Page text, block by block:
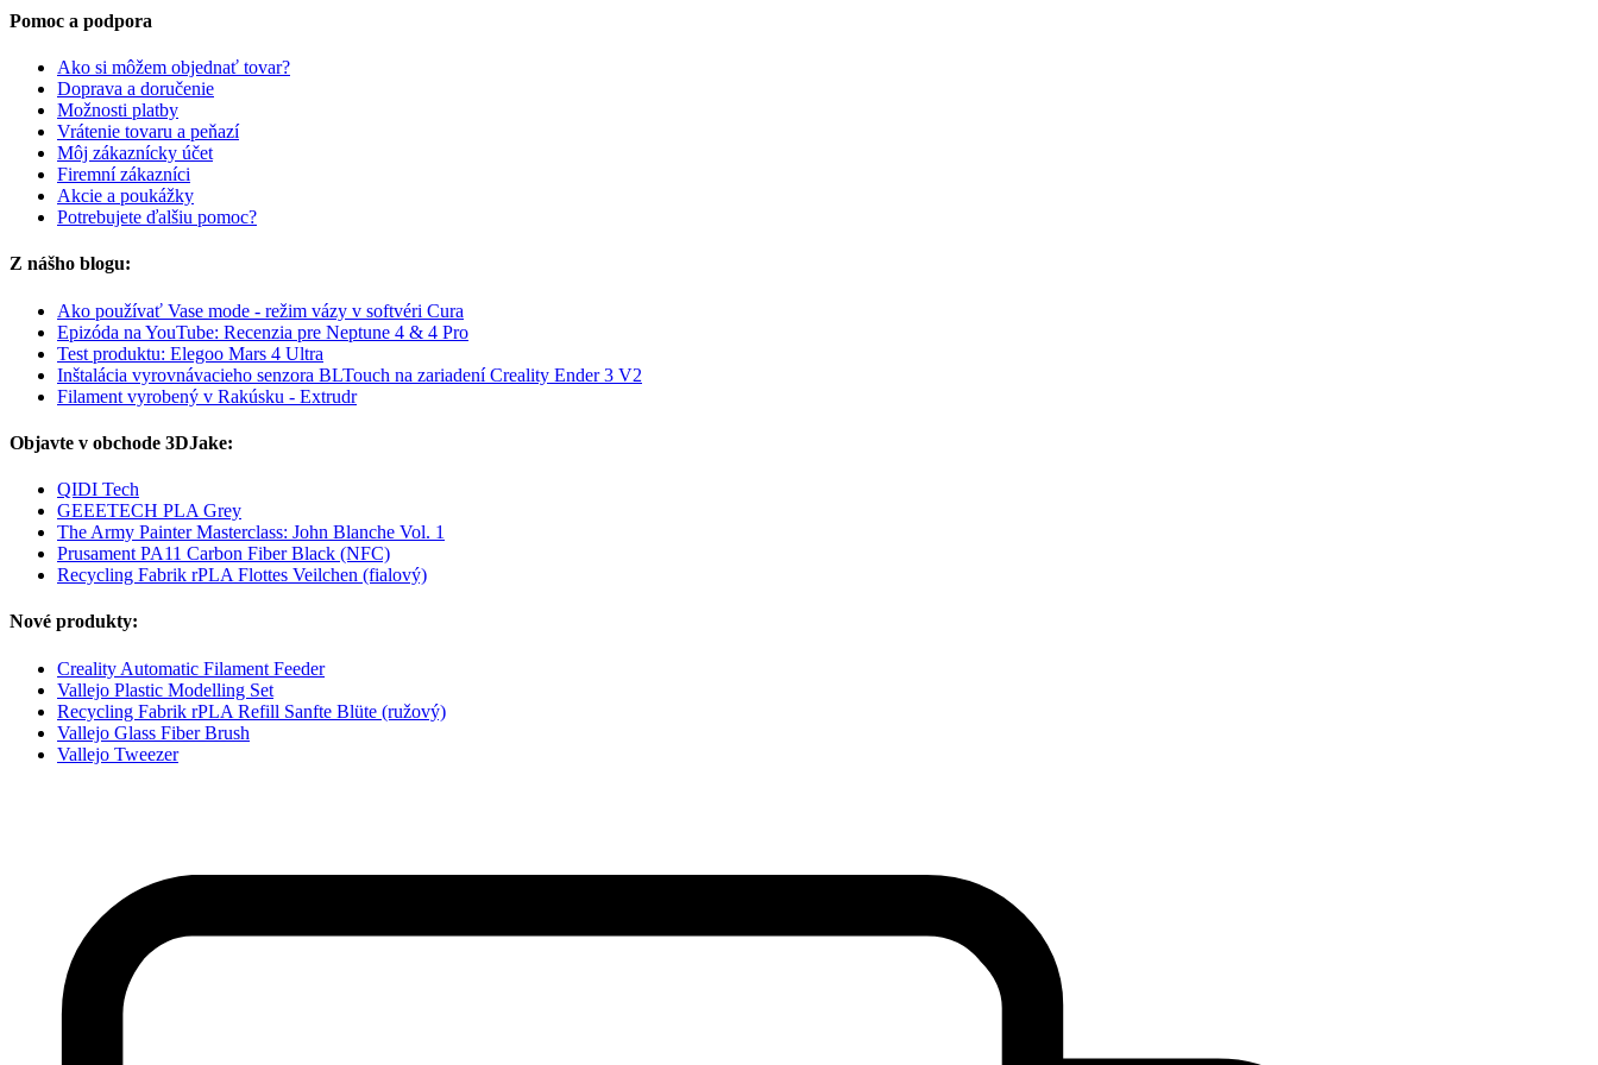
Pomoc a podpora
Ako si môžem objednať tovar?
Doprava a doručenie
Možnosti platby
Vrátenie tovaru a peňazí
Môj zákaznícky účet
Firemní zákazníci
Akcie a poukážky
Potrebujete ďalšiu pomoc?
Z nášho blogu:
Ako používať Vase mode - režim vázy v softvéri Cura
Epizóda na YouTube: Recenzia pre Neptune 4 & 4 Pro
Test produktu: Elegoo Mars 4 Ultra
Inštalácia vyrovnávacieho senzora BLTouch na zariadení Creality Ender 3 V2
Filament vyrobený v Rakúsku - Extrudr
Objavte v obchode 3DJake:
QIDI Tech
GEEETECH PLA Grey
The Army Painter Masterclass: John Blanche Vol. 1
Prusament PA11 Carbon Fiber Black (NFC)
Recycling Fabrik rPLA Flottes Veilchen (fialový)
Nové produkty:
Creality Automatic Filament Feeder
Vallejo Plastic Modelling Set
Recycling Fabrik rPLA Refill Sanfte Blüte (ružový)
Vallejo Glass Fiber Brush
Vallejo Tweezer